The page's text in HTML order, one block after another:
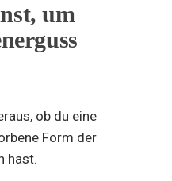
um
ob du eine
Form der
hast.